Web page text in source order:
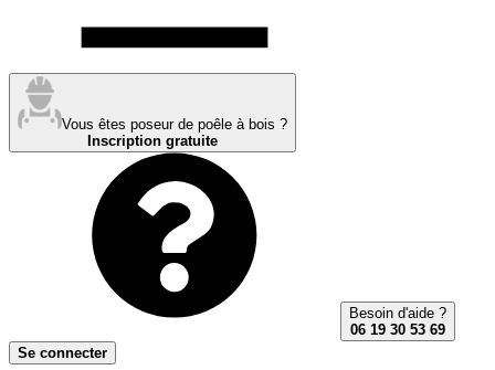
Vous êtes poseur de poêle à bois ?
Inscription gratuite
Besoin d'aide ?
06 19 30 53 69
Se connecter